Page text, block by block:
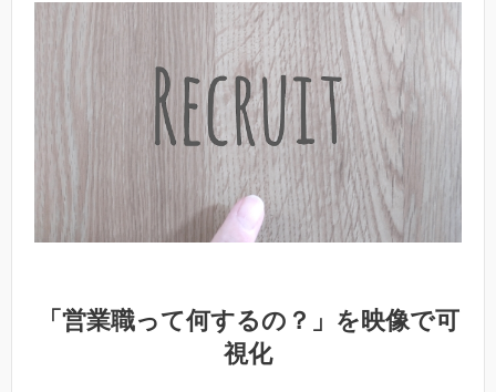
「営業職って何するの？」を映像で可
視化